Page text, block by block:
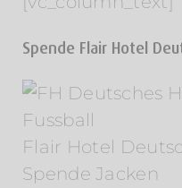
Spende Flair Hotel
Flair Hotel
Spende Jacken